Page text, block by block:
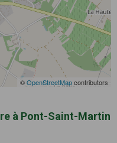
©OpenStreetMapcontributors
à Pont-Saint-Martin